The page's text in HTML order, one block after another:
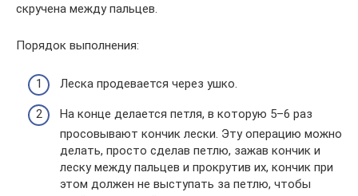
скручена между пальцев.
Порядок выполнения:
Леска продевается через ушко.
На конце делается петля, в которую 5–6 раз
просовывают кончик лески. Эту операцию можно
делать, просто сделав петлю, зажав кончик и
леску между пальцев и прокрутив их, кончик при
этом должен не выступать за петлю, чтобы